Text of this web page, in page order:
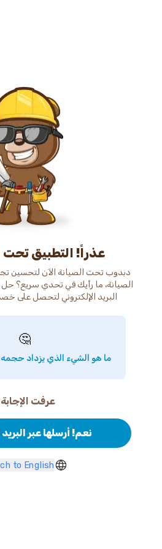
عذراً! التطبيق تحت
دبدوب تحت الصيانة الآن لتحسين
الصيانة، ما رأيك في تحدي سريع؟ حل
البريد الإلكتروني لتحصل
🤔
ما هو الشيء الذي يزداد
عرفت
نعم! أرسلها عبر البريد
to English